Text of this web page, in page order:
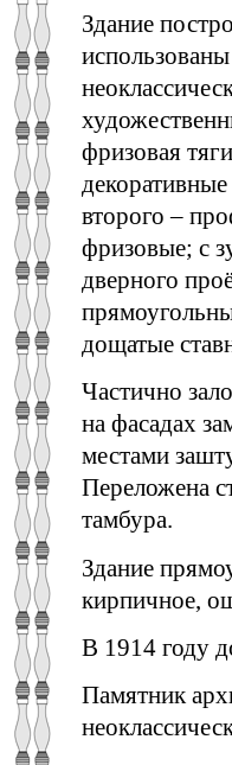
Здание
фризовая
второго –
фризовые; с
дверного
дощатые
Частично
на фасадах
местами
Переложена
тамбура.
Здание
кирпичное,
В 1914 году
Памятник